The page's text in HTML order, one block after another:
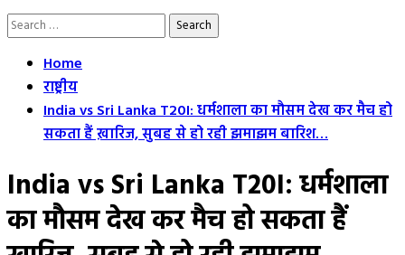
Search
Home
राष्ट्रीय
India vs Sri Lanka T20I: धर्मशाला का मौसम देख कर मैच हो
सकता हैं ख़ारिज, सुबह से हो रही झमाझम बारिश…
India vs Sri Lanka T20I: धर्मशाला
का मौसम देख कर मैच हो सकता हैं